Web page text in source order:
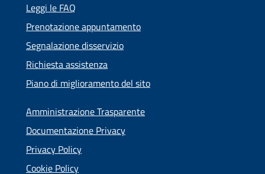
Leggi le FAQ
Prenotazione appuntamento
Segnalazione disservizio
Richiesta assistenza
Piano di miglioramento del sito
Amministrazione Trasparente
Documentazione Privacy
Privacy Policy
Cookie Policy